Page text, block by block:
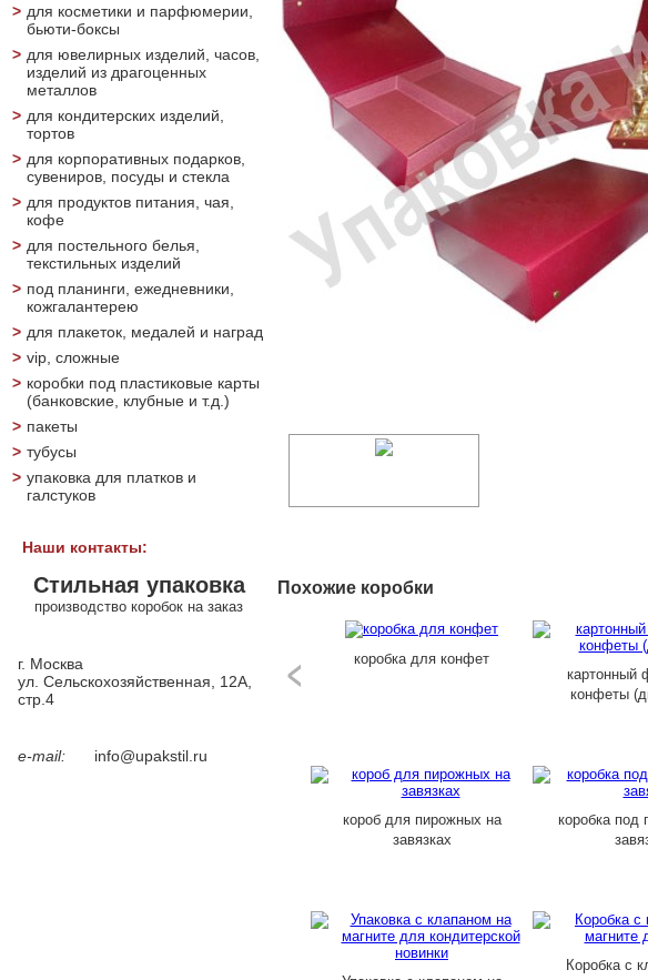
> для косметики и парфюмерии,
бьюти-боксы
> для ювелирных изделий, часов,
изделий из драгоценных
металлов
> для кондитерских изделий,
тортов
> для корпоративных подарков,
сувениров, посуды и стекла
> для продуктов питания, чая,
кофе
> для постельного белья,
текстильных изделий
> под планинги, ежедневники,
кожгалантерею
> для плакеток, медалей и наград
> vip, сложные
> коробки под пластиковые карты
(банковские, клубные и т.д.)
> пакеты
> тубусы
> упаковка для платков и
галстуков
Наши контакты:
Стильная упаковка
производство коробок на заказ
г. Москва
ул. Сельскохозяйственная, 12А,
стр.4
e-mail: info@upakstil.ru
Похожие коробки
коробка для конфет
картонный
конфеты
короб для пирожных на
завязках
коробка под
Коробка с